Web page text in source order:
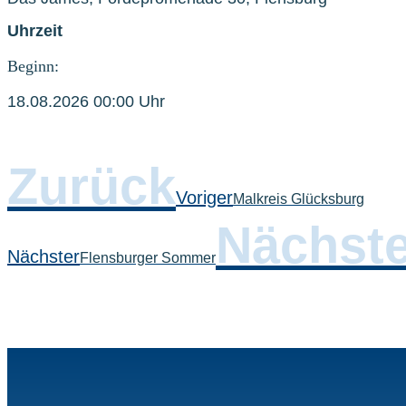
Uhrzeit
Beginn:
18.08.2026 00:00 Uhr
ZurückVorigerMalkreis Glücksburg
NächsterFlensburger Sommer